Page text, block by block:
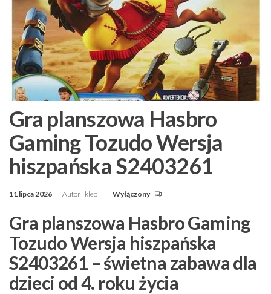
Gra planszowa Hasbro
Gaming Tozudo Wersja
hiszpańska S2403261
11 lipca 2026 Autor kleo Wyłączony
Gra planszowa Hasbro Gaming
Tozudo Wersja hiszpańska
S2403261 – świetna zabawa dla
dzieci od 4. roku życia